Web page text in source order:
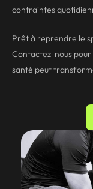
contraintes
Prêt à reprendre le
Contactez-nous
santé peut